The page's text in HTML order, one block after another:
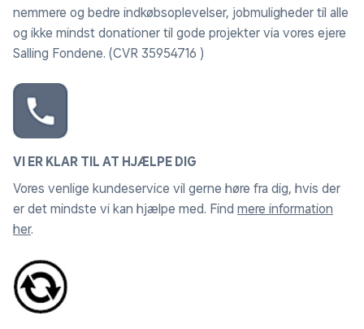
nemmere og bedre indkøbsoplevelser, jobmuligheder til alle
og ikke mindst donationer til gode projekter via vores ejere
Salling Fondene. (CVR 35954716 )
VI ER KLAR TIL AT HJÆLPE DIG
Vores venlige kundeservice vil gerne høre fra dig, hvis der
er det mindste vi kan hjælpe med. Find mere information
her.